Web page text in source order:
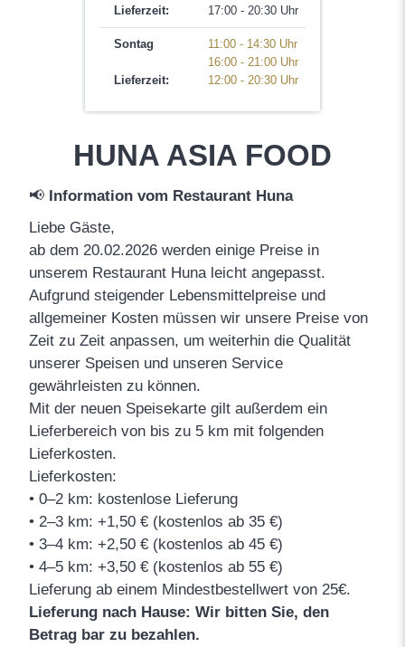
Lieferzeit:
17:00 - 20:30 Uhr
Sontag
Lieferzeit:
11:00 - 14:30 Uhr
16:00 - 21:00 Uhr
12:00 - 20:30 Uhr
HUNA ASIA FOOD
📢 Information vom Restaurant Huna
Liebe Gäste,
ab dem 20.02.2026 werden einige Preise in
unserem Restaurant Huna leicht angepasst.
Aufgrund steigender Lebensmittelpreise und
allgemeiner Kosten müssen wir unsere Preise von
Zeit zu Zeit anpassen, um weiterhin die Qualität
unserer Speisen und unseren Service
gewährleisten zu können.
Mit der neuen Speisekarte gilt außerdem ein
Lieferbereich von bis zu 5 km mit folgenden
Lieferkosten.
Lieferkosten:
• 0–2 km: kostenlose Lieferung
• 2–3 km: +1,50 € (kostenlos ab 35 €)
• 3–4 km: +2,50 € (kostenlos ab 45 €)
• 4–5 km: +3,50 € (kostenlos ab 55 €)
Lieferung ab einem Mindestbestellwert von 25€.
Lieferung nach Hause: Wir bitten Sie, den
Betrag bar zu bezahlen.